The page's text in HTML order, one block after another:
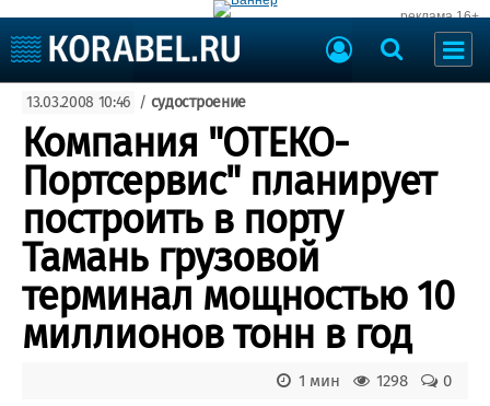
реклама 16+
Судоходство
Судоремонт
События
Пресс-релизы
Порты
Рыболовство
ВМФ
Образование
Яхты и катера
Еще
Судостроение
Пульс
Торговая площадка
Доска объявлений
Продажа флота
13.03.2008 10:46 / судостроение
Компания "ОТЕКО-
Портсервис" планирует
построить в порту
Тамань грузовой
терминал мощностью 10
миллионов тонн в год
0
1298
1 мин